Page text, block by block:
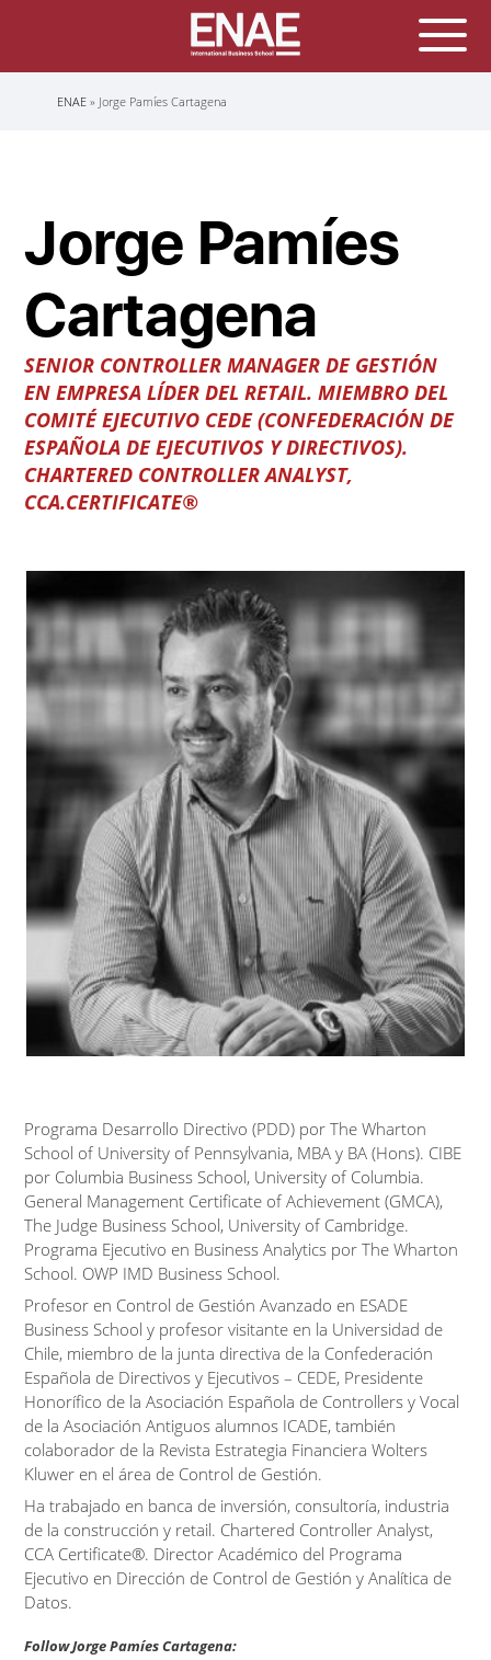
Sobrescribir
ENAE Jorge Pamíes Cartagena
Jorge Pamíes
Cartagena
SENIOR CONTROLLER MANAGER DE GESTIÓN
EN EMPRESA LÍDER DEL RETAIL.MIEMBRO DEL
COMITÉ EJECUTIVO CEDE(CONFEDERACIÓN DE
ESPAÑOLA DE EJECUTIVOS Y DIRECTIVOS).
CHARTERED CONTROLLER ANALYST,
CCA.CERTIFICATE®
Programa Desarrollo Directivo (PDD) por The Wharton
School of University of Pennsylvania, MBA y BA (Hons). CIBE
por Columbia Business School, University of Columbia.
General Management Certificate of Achievement (GMCA),
The Judge Business School, University of Cambridge.
Programa Ejecutivo en Business Analytics por The Wharton
School. OWP IMD Business School.
Profesor en Control de Gestión Avanzado en ESADE
Business School y profesor visitante en la Universidad de
Chile, miembro de la junta directiva de la Confederación
Española de Directivos y Ejecutivos – CEDE, Presidente
Honorífico de la Asociación Española de Controllers y Vocal
de la Asociación Antiguos alumnos ICADE, también
colaborador de la Revista Estrategia Financiera Wolters
Kluwer en el área de Control de Gestión.
Ha trabajado en banca de inversión, consultoría, industria
de la construcción y retail. Chartered Controller Analyst,
CCA Certificate®. Director Académico del Programa
Ejecutivo en Dirección de Control de Gestión y Analítica de
Datos.
Follow Jorge Pamíes Cartagena: